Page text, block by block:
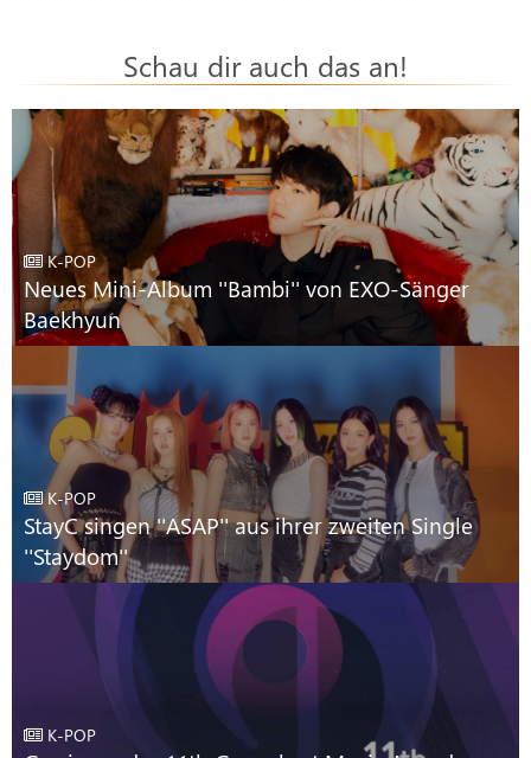
Schau dir auch das an!
K-POP
Neues Mini-Album ''Bambi'' von EXO-Sänger
Baekhyun
K-POP
StayC singen ''ASAP'' aus ihrer zweiten Single
''Staydom''
K-POP